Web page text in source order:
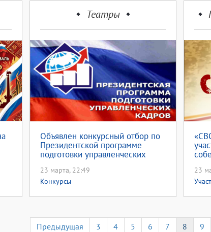
Театры
Объявлен конкурсный отбор по
Президентской программе
подготовки управленческих
23 марта, 22:49
Конкурсы
23
Предыдущая 3 4 5 6 7 8 9